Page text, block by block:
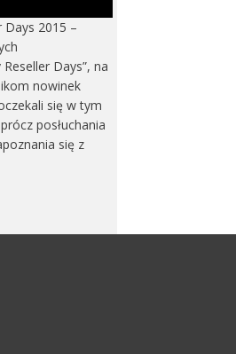
Days 2015 –
Days”, na
nowinek
się w tym
posłuchania
się z